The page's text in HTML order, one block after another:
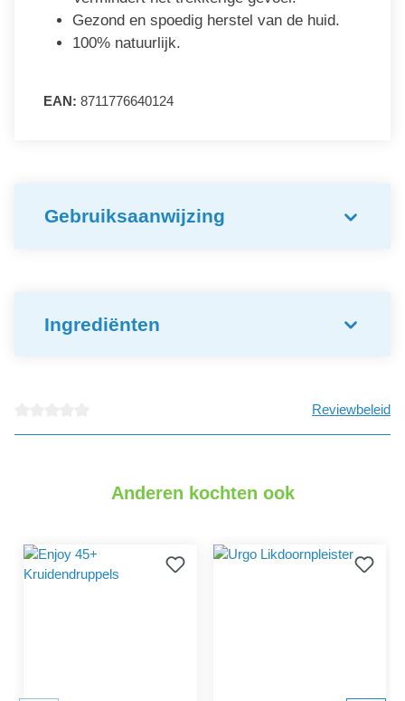
Gezond en spoedig herstel van de huid.
100% natuurlijk.
EAN: 8711776640124
Gebruiksaanwijzing
Ingrediënten
Reviewbeleid
Anderen kochten ook